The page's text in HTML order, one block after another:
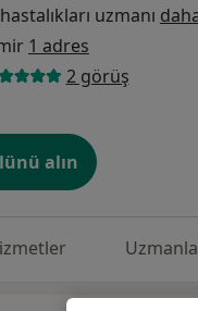
uzmanı
1 adres
2 görüş
alın